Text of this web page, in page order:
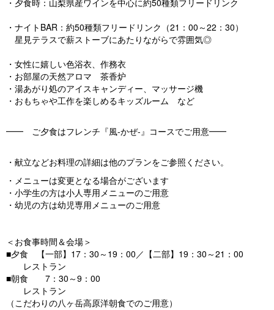
・夕食時：山梨県産ワインを中心に約50種類フリードリンク
・ナイトBAR：約50種類フリードリンク（21：00～22：30）
星見テラスで薪ストーブにあたりながらで雰囲気◎
・女性に嬉しい色浴衣、作務衣
・お部屋の天然アロマ 茶香炉
・湯あがり処のアイスキャンディー、マッサージ機
・おもちゃや工作を楽しめるキッズルーム など
━━ ご夕食はフレンチ『風-かぜ-』コースでご用意━━
・献立などお料理の詳細は他のプランをご参照ください。
・メニューは変更となる場合がございます
・小学生の方は小人専用メニューのご用意
・幼児の方は幼児専用メニューのご用意
＜お食事時間＆会場＞
■夕食 【一部】17：30～19：00／【二部】19：30～21：00
レストラン
■朝食 7：30～9：00
レストラン
（こだわりの八ヶ岳高原洋朝食でのご用意）